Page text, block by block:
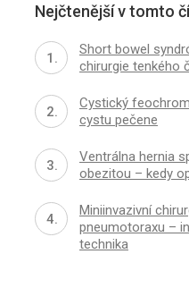
Nejčtenější v tomto
Short bowel
chirurgie tenkého
Cystický
cystu pečene
Ventrálna hernia
obezitou – kedy
Miniinvazivní
pneumotoraxu –
technika